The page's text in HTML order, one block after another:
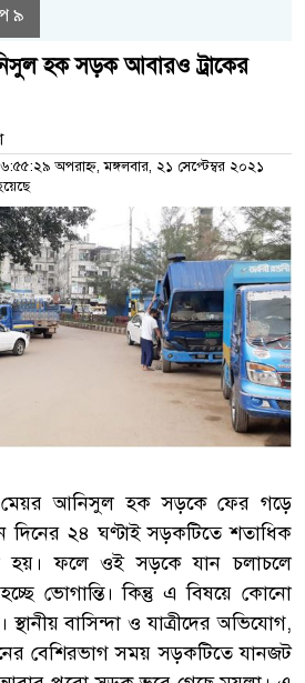
৯
হক সড়ক আবারও ট্রাকের
অপরাহ্ন, মঙ্গলবার, ২১ সেপ্টেম্বর ২০২১
মেয়র আনিসুল হক সড়কে ফের গড়ে
দিনের ২৪ ঘণ্টাই সড়কটিতে শতাধিক
হয়। ফলে ওই সড়কে যান চলাচলে
ভোগান্তি। কিন্তু এ বিষয়ে কোনো
স্থানীয় বাসিন্দা ও যাত্রীদের অভিযোগ,
বেশিরভাগ সময় সড়কটিতে যানজট